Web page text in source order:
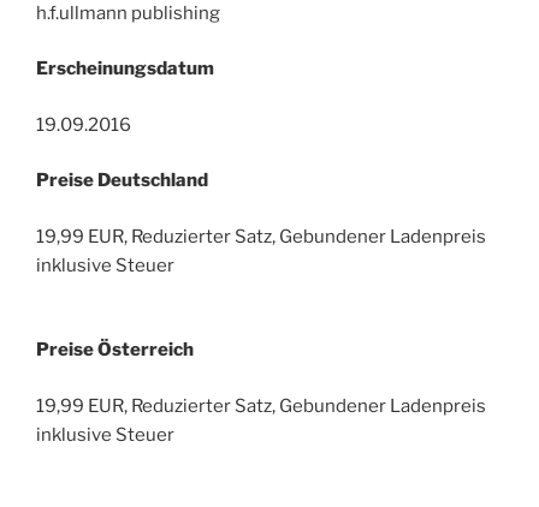
h.f.ullmann publishing
Erscheinungsdatum
19.09.2016
Preise Deutschland
19,99 EUR, Reduzierter Satz, Gebundener Ladenpreis
inklusive Steuer
Preise Österreich
19,99 EUR, Reduzierter Satz, Gebundener Ladenpreis
inklusive Steuer